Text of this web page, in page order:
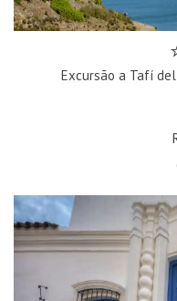
Excursão a Tafí